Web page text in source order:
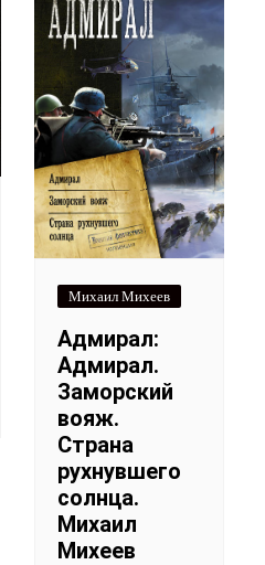
Михаил Михеев
Адмирал:
Адмирал.
Заморский
вояж.
Страна
рухнувшего
солнца.
Михаил
Михеев